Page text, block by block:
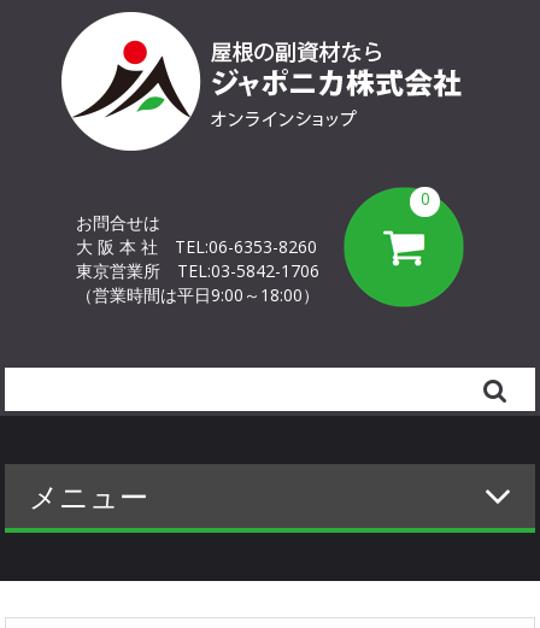
お問合せは
大 阪 本 社 TEL:06-6353-8260
東京営業所 TEL:03-5842-1706
（営業時間は平日9:00～18:00）
0
メニュー